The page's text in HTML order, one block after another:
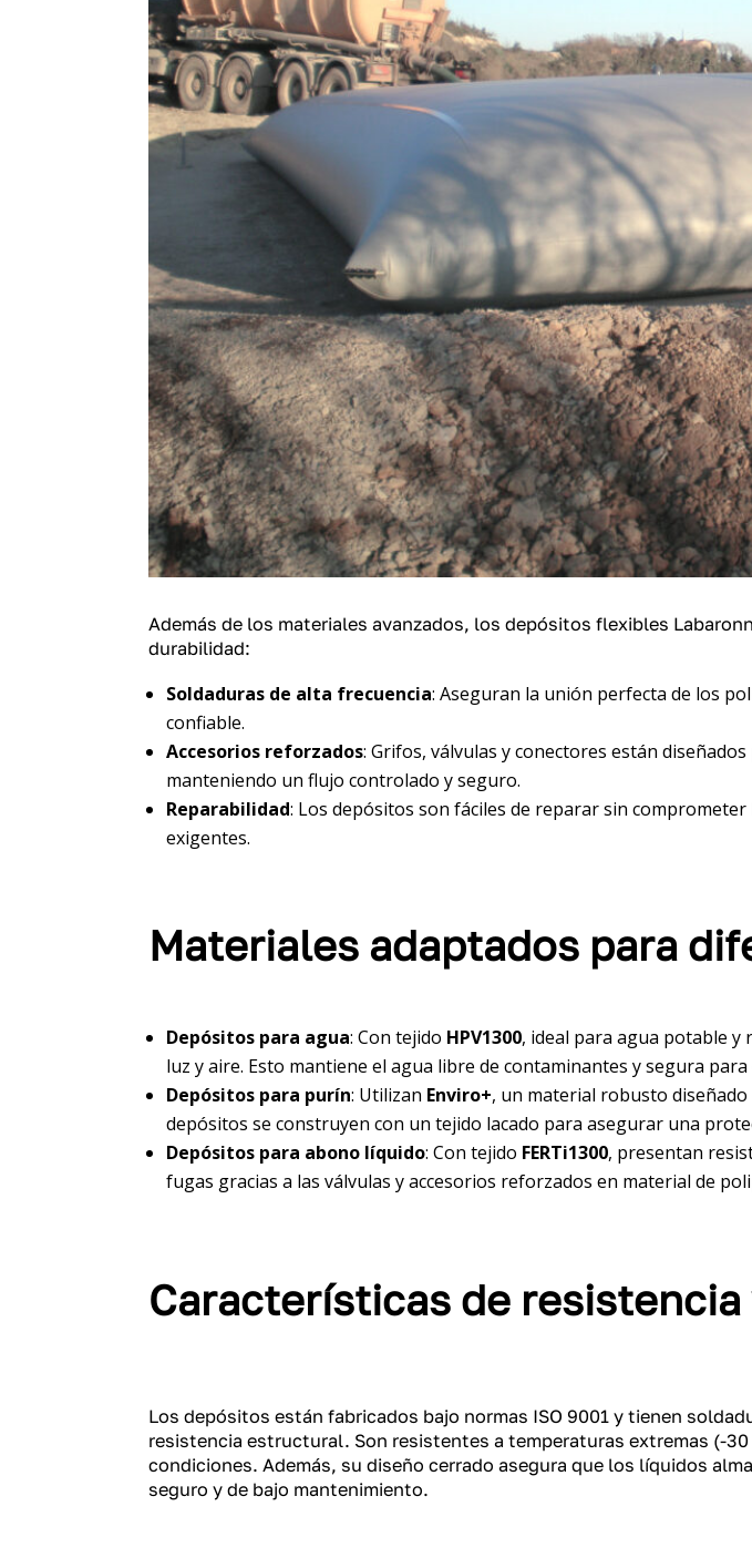
Además de los materiales avanzados, los depósitos flexibles
durabilidad:
Soldaduras de alta frecuencia: Aseguran la unión perfecta de los
confiable.
Accesorios reforzados: Grifos, válvulas y conectores están
manteniendo un flujo controlado y seguro.
Reparabilidad: Los depósitos son fáciles de reparar sin
exigentes.
Materiales adaptados para
Depósitos para agua: Con tejido HPV1300, ideal para agua potable
luz y aire. Esto mantiene el agua libre de contaminantes y segura para
Depósitos para purín: Utilizan Enviro+, un material robusto
depósitos se construyen con un tejido lacado para asegurar una
Depósitos para abono líquido: Con tejido FERTi1300, presentan
fugas gracias a las válvulas y accesorios reforzados en material de
Características de
Los depósitos están fabricados bajo normas ISO 9001 y tienen
resistencia estructural. Son resistentes a temperaturas extremas (-30
condiciones. Además, su diseño cerrado asegura que los líquidos
seguro y de bajo mantenimiento.